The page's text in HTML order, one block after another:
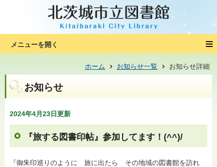
ホーム お知らせ一覧 お知らせ詳細
お知らせ
2024年4月23日更新
『旅する図書印帖』参加してます！(^^)/
『御朱印巡りのように 旅に出たら その地域の図書館を訪れ